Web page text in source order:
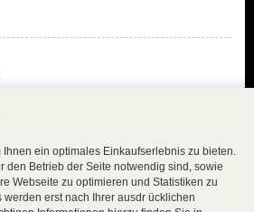
EUR
ein optimales Einkaufserlebnis zu bieten.
den Betrieb der Seite notwendig sind, sowie
Webseite zu optimieren und Statistiken zu
erst nach Ihrer ausdr ücklichen